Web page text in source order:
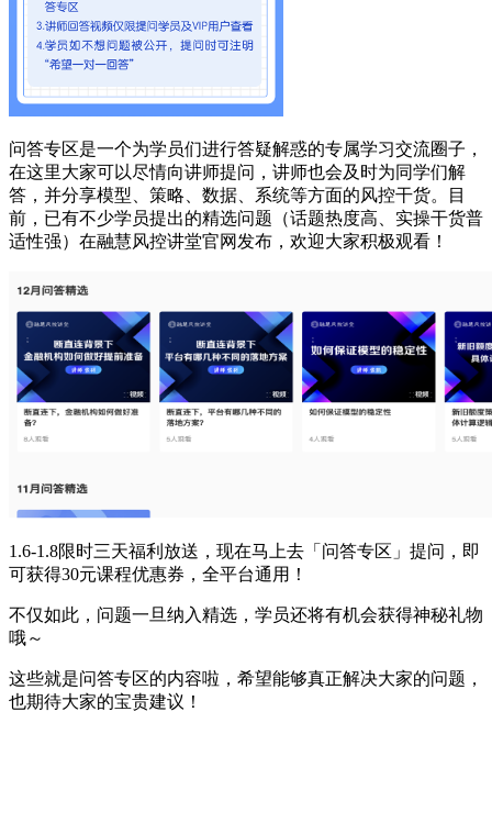
问答专区是一个为学员们进行答疑解惑的专属学习交流圈子，
在这里大家可以尽情向讲师提问，讲师也会及时为同学们解
答，并分享模型、策略、数据、系统等方面的风控干货。目
前，已有不少学员提出的精选问题（话题热度高、实操干货普
适性强）在融慧风控讲堂官网发布，欢迎大家积极观看！
1.6-1.8限时三天福利放送，现在马上去「问答专区」提问，即
可获得30元课程优惠券，全平台通用！
不仅如此，问题一旦纳入精选，学员还将有机会获得神秘礼物
哦～
这些就是问答专区的内容啦，希望能够真正解决大家的问题，
也期待大家的宝贵建议！